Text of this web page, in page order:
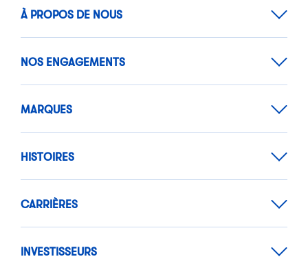
À PROPOS DE NOUS
NOS ENGAGEMENTS
MARQUES
HISTOIRES
CARRIÈRES
INVESTISSEURS